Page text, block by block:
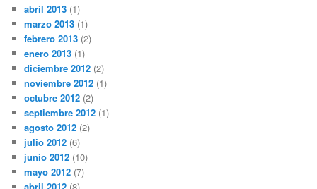
abril 2013 (1)
marzo 2013 (1)
febrero 2013 (2)
enero 2013 (1)
diciembre 2012 (2)
noviembre 2012 (1)
octubre 2012 (2)
septiembre 2012 (1)
agosto 2012 (2)
julio 2012 (6)
junio 2012 (10)
mayo 2012 (7)